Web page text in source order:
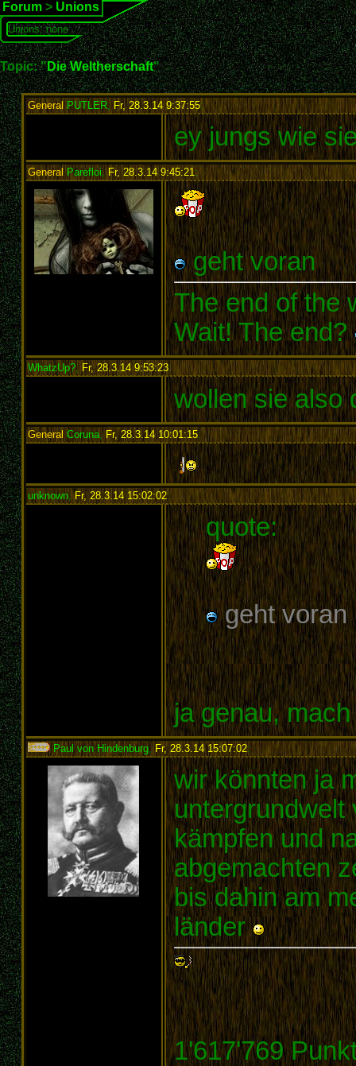
Forum > Unions
Unions: none
Topic: "Die Weltherschaft"
General PUTLER, Fr, 28.3.14 9:37:55:
ey jungs wie
General Parefloi ,Fr, 28.3.14 9:45:21 :
geht voran
The end of the
Wait! The end?
WhatzUp?, Fr, 28.3.14 9:53:23:
wollen sie also
General Coruna, Fr, 28.3.14 10:01:15:
unknown,Fr, 28.3.14 15:02:02:
quote:
geht voran
ja genau,
Paul von Hindenburg, Fr, 28.3.14 15:07:02:
wir könnten ja
untergrundwelt
kämpfen und
abgemachten
bis dahin am
länder
1'617'769